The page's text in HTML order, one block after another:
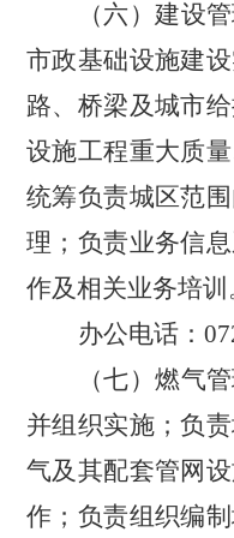
（六）建设
市政基础设施建
路、桥梁及城市
设施工程重大质
统筹负责城区范
理；负责业务信
作及相关业务培训
办公电话：
（七）燃气管
并组织实施；负
气及其配套管网
作；负责组织编